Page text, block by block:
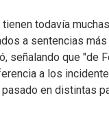
todavía
a sentencias
señalando que "de
a los
en distintas